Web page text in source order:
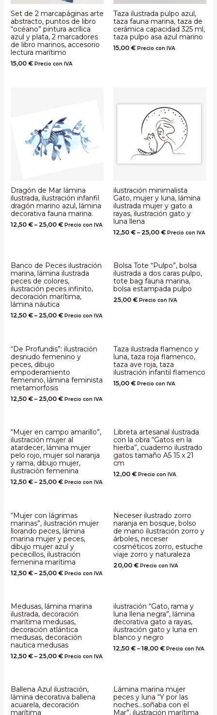
Set de 2 marcapáginas arte
abstracto, puntos de libro
“océano” pintura acrílica
azul y plata, 2 marcadores
de libro marinos, accesorio
lectura marítimo
15,00 € Precio con IVA
Taza ilustrada pulpo azul,
taza fauna marina, taza de
cerámica capacidad 325 ml,
taza pulpo asa azul marino
15,00 € Precio con IVA
Dragón de Mar lámina
ilustrada, ilustración infanfil
dragón marino azul, lámina
decorativa fauna marina.
12,50 €– 25,00 € Precio con IVA
ilustración minimalista
Gato, mujer y luna, lámina
ilustrada mujer y gato a
rayas, ilustración gato y
luna llena
12,50 € – 25,00 € Precio con IVA
Banco de Peces ilustración
marina, lámina ilustrada
peces de colores,
ilustración peces infinito,
decoración marítima,
lámina náutica
12,50 €– 25,00 € Precio con IVA
Bolsa Tote “Pulpo”, bolsa
ilustrada a dos caras pulpo,
tote bag fauna marina,
bolsa estampada pulpo
25,00 € Precio con IVA
“De Profundis”: ilustración
desnudo femenino y
peces, dibujo
empoderamiento
femenino, lámina feminista
metamorfosis
12,50 €– 25,00 € Precio con IVA
Taza ilustrada flamenco y
luna, taza roja flamenco,
taza ave roja, taza
ilustración infantil flamenco
15,00 € Precio con IVA
“Mujer en campo amarillo”,
ilustración mujer al
atardecer, lámina mujer
pelo rojo, mujer sol naranja
y rama, dibujo mujer,
ilustración femenina
12,50 €– 25,00 € Precio con IVA
Libreta artesanal ilustrada
con la obra “Gatos en la
hierba”, cuaderno ilustrado
gatos tamaño A5 15 x 21
cm
12,00 € Precio con IVA
“Mujer con lágrimas
marinas”, ilustración mujer
llorando peces, lámina
marina mujer y peces,
dibujo mujer azul y
pececillos, ilustración
femenina marítima
12,50 €– 25,00 € Precio con IVA
Neceser ilustrado zorro
naranja en bosque, bolso
de mano ilustración zorro y
árboles, neceser
cosméticos zorro, estuche
viaje zorro y naturaleza
20,00 € Precio con IVA
Medusas, lámina marina
ilustrada, decoración
marítima medusas,
decoración atlántica
medusas, decoración
nautica medusas
12,50 €– 25,00 € Precio con IVA
ilustración “Gato, rama y
luna llena negra”, lámina
decorativa gato a rayas,
ilustración gato y luna en
blanco y negro
12,50 € – 18,00 € Precio con IVA
Ballena Azul ilustración,
lámina decorativa ballena
acuarela, decoración
marítima
Lámina marina mujer
peces y luna “Y por las
noches…soñaba con el
Mar”, ilustración marítima